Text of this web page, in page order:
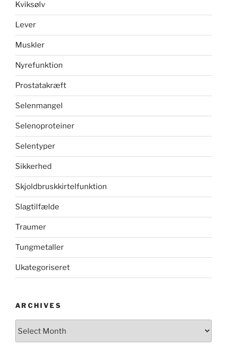
Kviksølv
Lever
Muskler
Nyrefunktion
Prostatakræft
Selenmangel
Selenoproteiner
Selentyper
Sikkerhed
Skjoldbruskkirtelfunktion
Slagtilfælde
Traumer
Tungmetaller
Ukategoriseret
ARCHIVES